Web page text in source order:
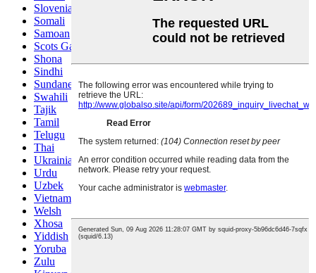
Slovenian
Somali
Samoan
Scots Gaelic
Shona
Sindhi
Sundanese
Swahili
Tajik
Tamil
Telugu
Thai
Ukrainian
Urdu
Uzbek
Vietnamese
Welsh
Xhosa
Yiddish
Yoruba
Zulu